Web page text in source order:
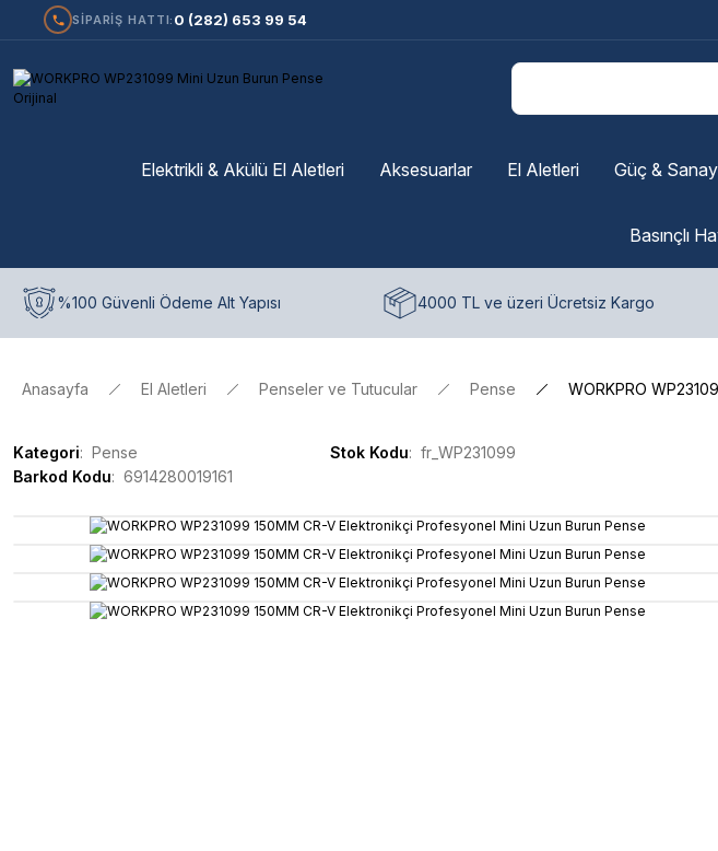
SİPARİŞ HATTI: 0 (282) 653 99 54
Elektrikli & Akülü El Aletleri Aksesuarlar El Aletleri Güç &
Basınçlı
%100 Güvenli Ödeme Alt Yapısı 4000 TL ve üzeri Ücretsiz Kargo
Anasayfa El Aletleri Penseler ve Tutucular Pense WORKPRO
Kategori Pense Stok Kodu
fr_WP231099
Barkod Kodu
6914280019161